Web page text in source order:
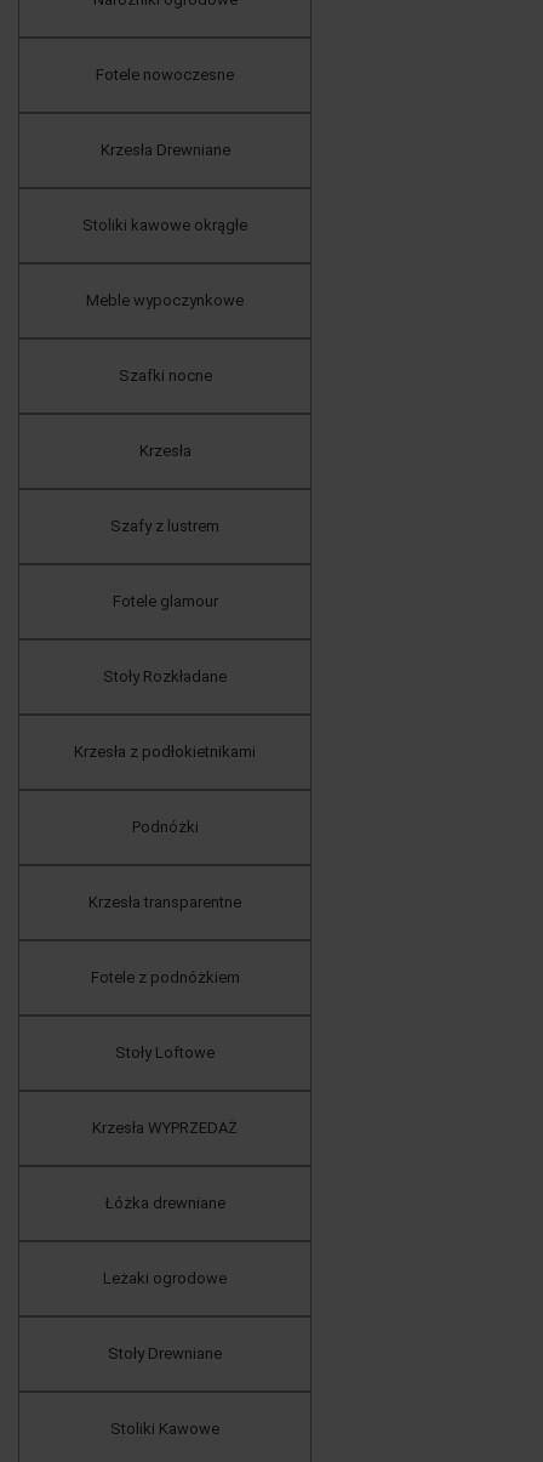
Fotele nowoczesne
Krzesła Drewniane
Stoliki kawowe okrągłe
Meble wypoczynkowe
Szafki nocne
Krzesła
Szafy z lustrem
Fotele glamour
Stoły Rozkładane
Krzesła z podłokietnikami
Podnóżki
Krzesła transparentne
Fotele z podnóżkiem
Stoły Loftowe
Krzesła WYPRZEDAŻ
Łóżka drewniane
Leżaki ogrodowe
Stoły Drewniane
Stoliki Kawowe